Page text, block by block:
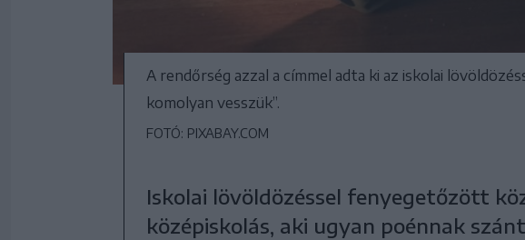
A rendőrség azzal a címmel adta ki az iskolai
komolyan vesszük”.
FOTÓ: PIXABAY.COM
Iskolai lövöldözéssel fenyegetőzött
középiskolás, aki ugyan poénnak